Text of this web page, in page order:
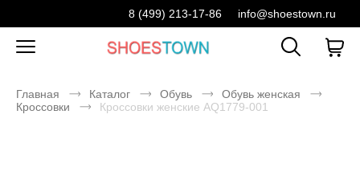
8 (499) 213-17-86 info@shoestown.ru
Главная Каталог Обувь
Обувь женская
Кроссовки
Кроссовки женские AQ1779-001